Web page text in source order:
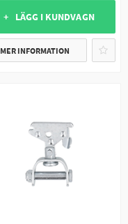
+ LÄGG I KUNDVAGN
MER INFORMATION